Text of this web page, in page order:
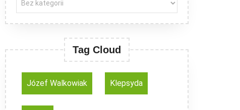
Tag Cloud
Józef Walkowiak Klepsyda